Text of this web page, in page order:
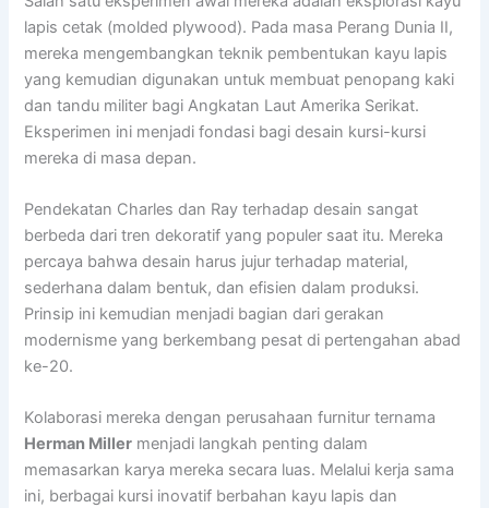
lapis cetak (molded plywood). Pada masa Perang Dunia II,
mereka mengembangkan teknik pembentukan kayu lapis
yang kemudian digunakan untuk membuat penopang kaki
dan tandu militer bagi Angkatan Laut Amerika Serikat.
Eksperimen ini menjadi fondasi bagi desain kursi-kursi
mereka di masa depan.
Pendekatan Charles dan Ray terhadap desain sangat
berbeda dari tren dekoratif yang populer saat itu. Mereka
percaya bahwa desain harus jujur terhadap material,
sederhana dalam bentuk, dan efisien dalam produksi.
Prinsip ini kemudian menjadi bagian dari gerakan
modernisme yang berkembang pesat di pertengahan abad
ke-20.
Kolaborasi mereka dengan perusahaan furnitur ternama
Herman Miller menjadi langkah penting dalam
memasarkan karya mereka secara luas. Melalui kerja sama
ini, berbagai kursi inovatif berbahan kayu lapis dan